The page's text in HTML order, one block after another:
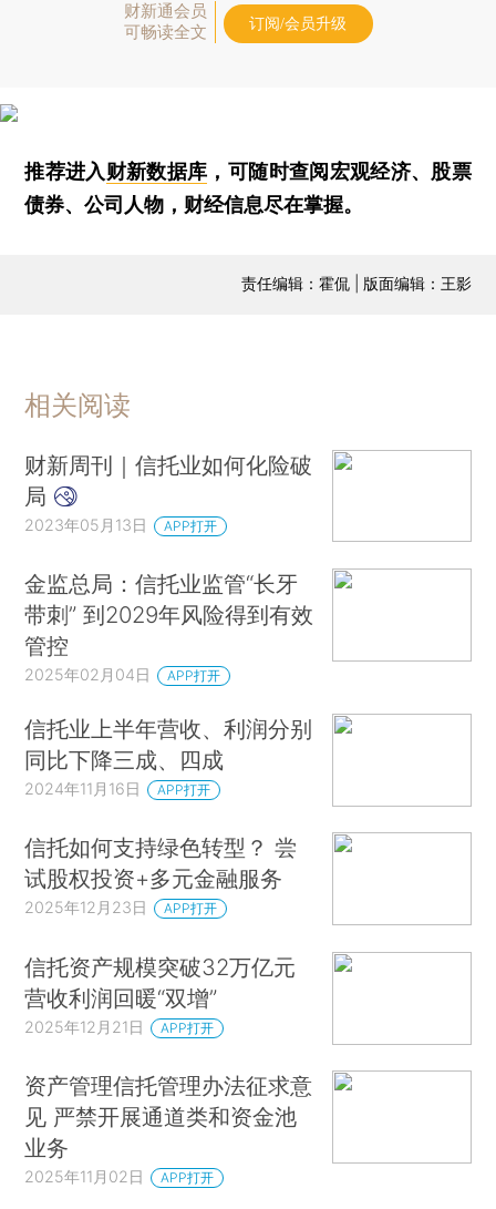
财新通会员
可畅读全文
订阅/会员升级
推荐进入财新数据库 ，可随时查阅宏观经济、股票
债券、公司人物，财经信息尽在掌握。
责任编辑：霍侃 | 版面编辑：王影
相关阅读
财新周刊｜信托业如何化险破
局
2023年05月13日 APP打开
金监总局：信托业监管“长牙
带刺” 到2029年风险得到有效
管控
2025年02月04日 APP打开
信托业上半年营收、利润分别
同比下降三成、四成
2024年11月16日 APP打开
信托如何支持绿色转型？ 尝
试股权投资+多元金融服务
2025年12月23日 APP打开
信托资产规模突破32万亿元
营收利润回暖“双增”
2025年12月21日 APP打开
资产管理信托管理办法征求意
见 严禁开展通道类和资金池
业务
2025年11月02日 APP打开